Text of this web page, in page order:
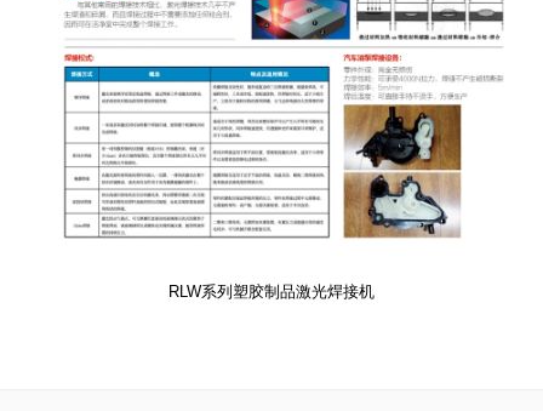
RLW系列塑胶制品激光焊接机